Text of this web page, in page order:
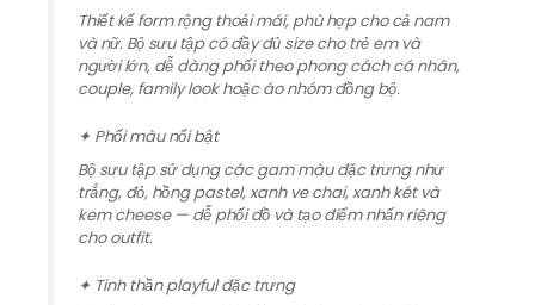
Thiết kế form rộng thoải mái, phù hợp cho cả nam
và nữ. Bộ sưu tập có đầy đủ size cho trẻ em và
người lớn, dễ dàng phối theo phong cách cá nhân,
couple, family look hoặc áo nhóm đồng bộ.
✦ Phối màu nổi bật
Bộ sưu tập sử dụng các gam màu đặc trưng như
trắng, đỏ, hồng pastel, xanh ve chai, xanh két và
kem cheese — dễ phối đồ và tạo điểm nhấn riêng
cho outfit.
✦ Tinh thần playful đặc trưng